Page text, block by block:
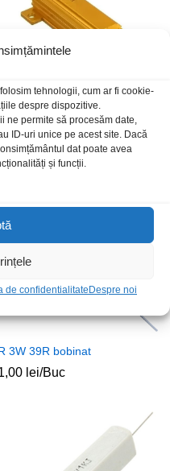
tehnologii, cum ar fi cookie-
despre dispozitive.
ne permite să procesăm date,
ID-uri unice pe acest site. Dacă
dat poate avea
și funcții.
de confidentialitate Despre noi
50W 6R8 metal
lei/Buc
3W 39R bobinat
lei/Buc